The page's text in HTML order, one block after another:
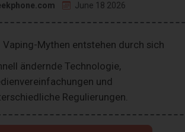
June 18 2026
Vaping-Mythen entstehen durch sich
ändernde Technologie,
und
Regulierungen.